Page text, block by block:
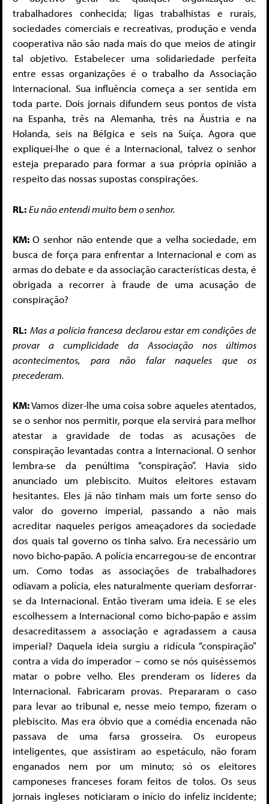
trabalhadores conhecida; ligas trabalhistas e rurais,
sociedades comerciais e recreativas, produção e venda
cooperativa não são nada mais do que meios de atingir
tal objetivo. Estabelecer uma solidariedade perfeita
entre essas organizações é o trabalho da Associação
Internacional. Sua influência começa a ser sentida em
toda parte. Dois jornais difundem seus pontos de vista
na Espanha, três na Alemanha, três na Áustria e na
Holanda, seis na Bélgica e seis na Suíça. Agora que
expliquei-lhe o que é a Internacional, talvez o senhor
esteja preparado para formar a sua própria opinião a
respeito das nossas supos­tas conspirações.
RL:Eu não entendi muito bem o senhor.
KM:O senhor não entende que a velha sociedade, em
busca de força para enfrentar a Internacional e com as
armas do debate e da associação características desta, é
obrigada a recorrer à fraude de uma acusação de
conspiração?
RL: Mas a polícia francesa declarou estar em condições de
provar a cumplicidade da Associação nos últimos
acontecimentos, para não falar naqueles que os
precederam.
KM:Vamos dizer-lhe uma coisa sobre aqueles atentados,
se o senhor nos permitir, porque ela servirá para melhor
atestar a gravidade de todas as acusa­ções de
conspiração levantadas contra a Internacional. O senhor
lembra-se da penúltima “conspiração”. Havia sido
anunciado um plebiscito. Muitos eleitores estavam
hesitantes. Eles já não tinham mais um forte senso do
valor do governo imperial, passando a não mais
acreditar naqueles perigos ameaçadores da socie­dade
dos quais tal governo os tinha salvo. Era necessário um
novo bicho-papão. A polícia encarregou-se de encontrar
um. Como todas as associações de trabalhadores
odiavam a polícia, eles naturalmente queriam desforrar-
se da Internacional. Então tiveram uma ideia. E se eles
escolhessem a Internacional como bicho-papão e assim
desacreditassem a associação e agradassem a causa
imperial? Daquela ideia surgiu a ridícula “conspiração”
contra a vida do imperador – como se nós quiséssemos
matar o pobre velho. Eles prenderam os líderes da
Internacional. Fabricaram provas. Prepararam o caso
para levar ao tribunal e, nesse meio tempo, fizeram o
plebiscito. Mas era óbvio que a comédia encenada não
passava de uma farsa grosseira. Os europeus
inteligentes, que assistiram ao espetáculo, não foram
enganados nem por um minuto; só os eleitores
camponeses franceses foram feitos de tolos. Os seus
jornais ingleses noticiaram o início do infeliz incidente;